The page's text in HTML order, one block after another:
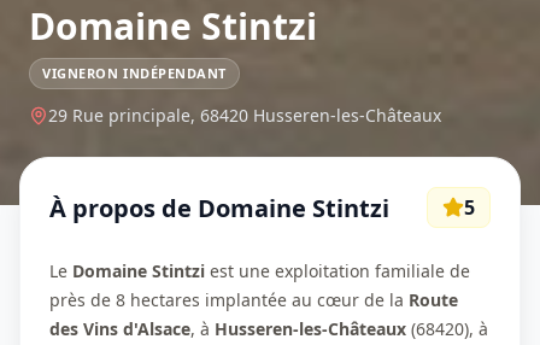
Domaine Stintzi
VIGNERON INDÉPENDANT
29 Rue principale, 68420 Husseren-les-Châteaux
À propos de Domaine Stintzi 5
Le Domaine Stintzi est une exploitation familiale de
près de 8 hectares implantée au cœur de la Route
des Vins d'Alsace, à Husseren-les-Châteaux (68420), à